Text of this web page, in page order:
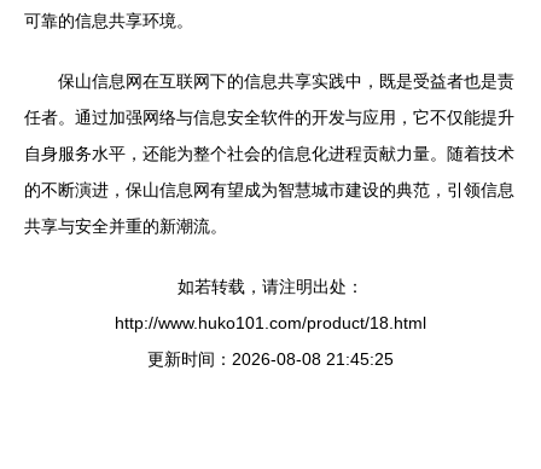
可靠的信息共享环境。
保山信息网在互联网下的信息共享实践中，既是受益者也是责
任者。通过加强网络与信息安全软件的开发与应用，它不仅能提升
自身服务水平，还能为整个社会的信息化进程贡献力量。随着技术
的不断演进，保山信息网有望成为智慧城市建设的典范，引领信息
共享与安全并重的新潮流。
如若转载，请注明出处：
http://www.huko101.com/product/18.html
更新时间：2026-08-08 21:45:25